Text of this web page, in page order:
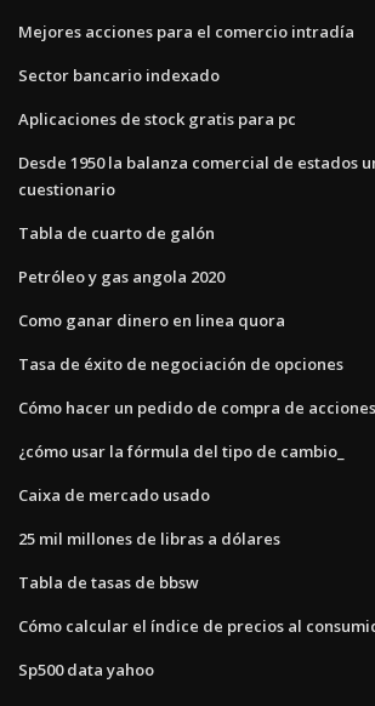
Mejores acciones para el comercio intradía
Sector bancario indexado
Aplicaciones de stock gratis para pc
Desde 1950 la balanza comercial de estados
cuestionario
Tabla de cuarto de galón
Petróleo y gas angola 2020
Como ganar dinero en linea quora
Tasa de éxito de negociación de opciones
Cómo hacer un pedido de compra de acciones
¿cómo usar la fórmula del tipo de cambio_
Caixa de mercado usado
25 mil millones de libras a dólares
Tabla de tasas de bbsw
Cómo calcular el índice de precios al
Sp500 data yahoo